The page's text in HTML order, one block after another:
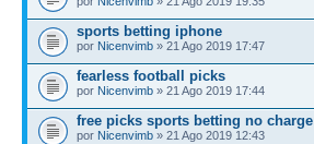
sports betting iphone
por Nicenvimb » 21 Ago 2019 17:47
fearless football picks
por Nicenvimb » 21 Ago 2019 17:44
free picks sports betting no charge
por Nicenvimb » 21 Ago 2019 12:43